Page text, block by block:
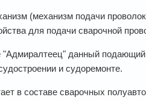
(механизм подачи
для подачи сварочной
"Адмиралтеец" данный
и судоремонте.
в составе сварочных